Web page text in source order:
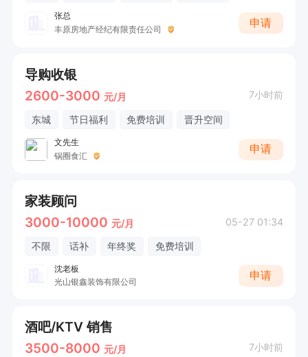
张总
丰原房地产经纪有限责任公司
申请
导购收银
2600-3000 元/月 7小时前
东城 节日福利 免费培训 晋升空间
文先生
锅圈食汇
申请
家装顾问
3000-10000 元/月 05-27 01:34
不限 话补 年终奖 免费培训
沈老板
光山银鑫装饰有限公司
申请
酒吧/KTV 销售
3500-8000 元/月 7小时前